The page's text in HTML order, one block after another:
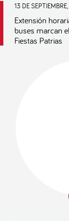
13 DE
Extensión
buses marcan
Fiestas Patrias